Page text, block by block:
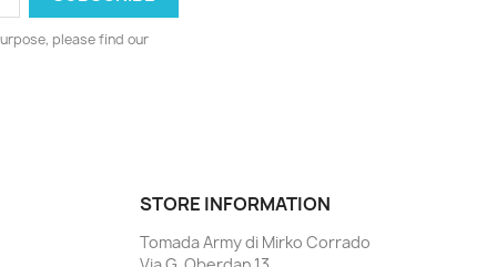
please find our
STORE INFORMATION
Tomada Army di Mirko Corrado